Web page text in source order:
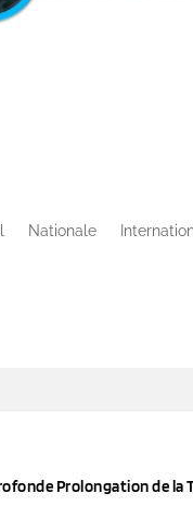
Nationale
Prolongation de